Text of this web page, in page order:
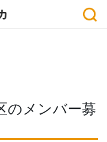
ている場合がございま
前に主催者にご確認く
のメンバー募